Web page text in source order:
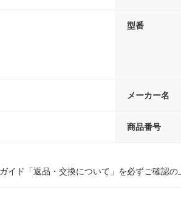
型番
メーカー名
商品番号
イド「返品・交換について」を必ずご確認の